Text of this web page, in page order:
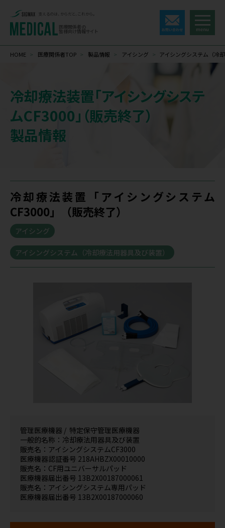
支えるのは、からだと、これから。
医療関係者の
皆様向け情報サイト
HOME > 医療関係者TOP > 製品情報 > アイシング > アイシングシステム（冷
冷却療法装置「アイシングシステ
ムCF3000」（販売終了）
製品情報
冷却療法装置「アイシングシステム
CF3000」（販売終了）
アイシング
アイシングシステム（冷却療法用器具及び装置）
管理医療機器 / 特定保守管理医療機器
一般的名称：冷却療法用器具及び装置
販売名：アイシングシステムCF3000
医療機器認証番号 218AHBZX00010000
販売名：CF用ユニバーサルパッド
医療機器届出番号 13B2X00187000061
販売名：アイシングシステム専用パッド
医療機器届出番号 13B2X00187000060